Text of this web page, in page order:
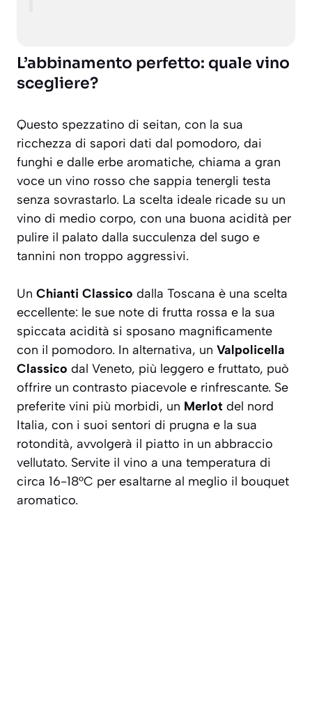
L’abbinamento perfetto: quale vino
scegliere?
Questo spezzatino di seitan, con la sua
ricchezza di sapori dati dal pomodoro, dai
funghi e dalle erbe aromatiche, chiama a gran
voce un vino rosso che sappia tenergli testa
senza sovrastarlo. La scelta ideale ricade su un
vino di medio corpo, con una buona acidità per
pulire il palato dalla succulenza del sugo e
tannini non troppo aggressivi.
Un Chianti Classico dalla Toscana è una scelta
eccellente: le sue note di frutta rossa e la sua
spiccata acidità si sposano magnificamente
con il pomodoro. In alternativa, un Valpolicella
Classico dal Veneto, più leggero e fruttato, può
offrire un contrasto piacevole e rinfrescante. Se
preferite vini più morbidi, un Merlot del nord
Italia, con i suoi sentori di prugna e la sua
rotondità, avvolgerà il piatto in un abbraccio
vellutato. Servite il vino a una temperatura di
circa 16-18°C per esaltarne al meglio il bouquet
aromatico.